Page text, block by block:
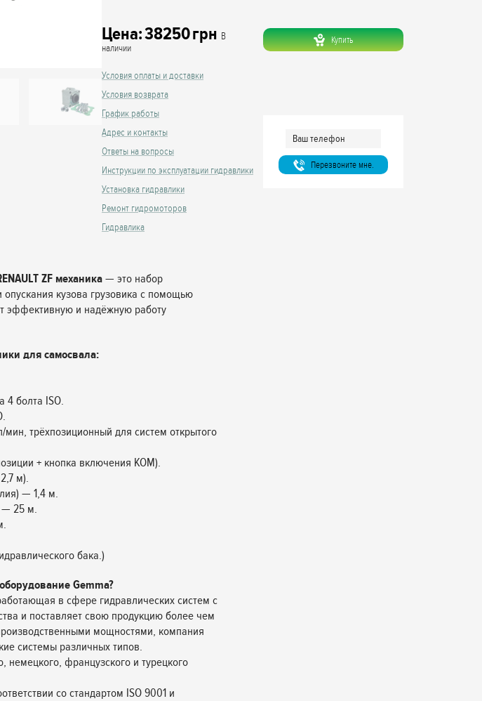
Цена:38250грн В
наличии
Купить
Условия оплаты и доставки
Условия возврата
График работы
Адрес и контакты
Ответы на вопросы
Инструкции по эксплуатации гидравлики
Установка гидравлики
Ремонт гидромоторов
Гидравлика
Перезвоните мне.
ZF механика— это набор
кузова грузовика с помощью
эффективную и надёжную работу
для самосвала:
4 болта ISO.
трёхпозиционный для систем открытого
+ кнопка включения КОМ).
м).
— 1,4 м.
— 25 м.
бака.)
Gemma?
в сфере гидравлических систем с
и поставляет свою продукцию более чем
мощностями, компания
системы различных типов.
немецкого, французского и турецкого
со стандартом ISO 9001 и